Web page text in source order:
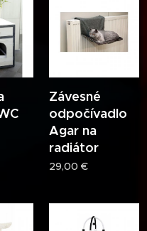
Závesné
odpočívadlo
Agar na
radiátor
29,00 €